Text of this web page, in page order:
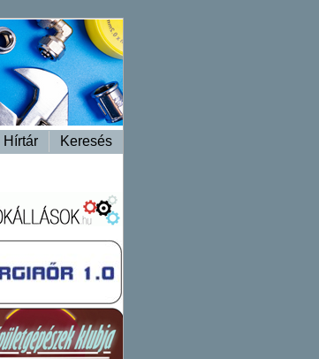
Hírtár Keresés